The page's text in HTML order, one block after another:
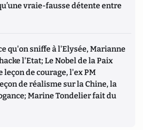
vraie-fausse détente entre
qu'on sniffe à l'Elysée, Marianne
l'Etat; Le Nobel de la Paix
leçon de courage, l'ex PM
de réalisme sur la Chine, la
Marine Tondelier fait du